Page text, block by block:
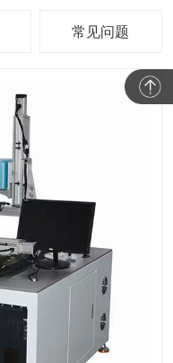
常见问题